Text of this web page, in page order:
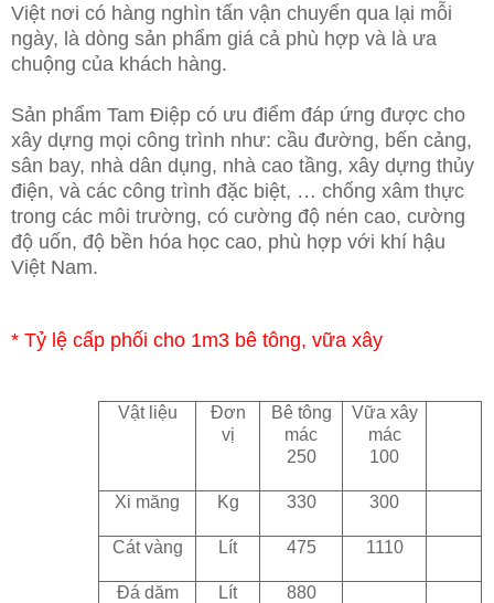
Việt nơi có hàng nghìn tấn vận chuyển qua lại mỗi
ngày, là dòng sản phẩm giá cả phù hợp và là ưa
chuộng của khách hàng.
Sản phẩm Tam Điệp có ưu điểm đáp ứng được cho
xây dựng mọi công trình như: cầu đường, bến cảng,
sân bay, nhà dân dụng, nhà cao tầng, xây dựng thủy
điện, và các công trình đặc biệt, … chống xâm thực
trong các môi trường, có cường độ nén cao, cường
độ uốn, độ bền hóa học cao, phù hợp với khí hậu
Việt Nam.
* Tỷ lệ cấp phối cho 1m3 bê tông, vữa xây
Vật liệu
Đơn
vị
Bê tông
mác
250
Vữa xây
mác
100
Xi măng Kg 330 300
Cát vàng Lít 475 1110
Đá dăm
Lít 880